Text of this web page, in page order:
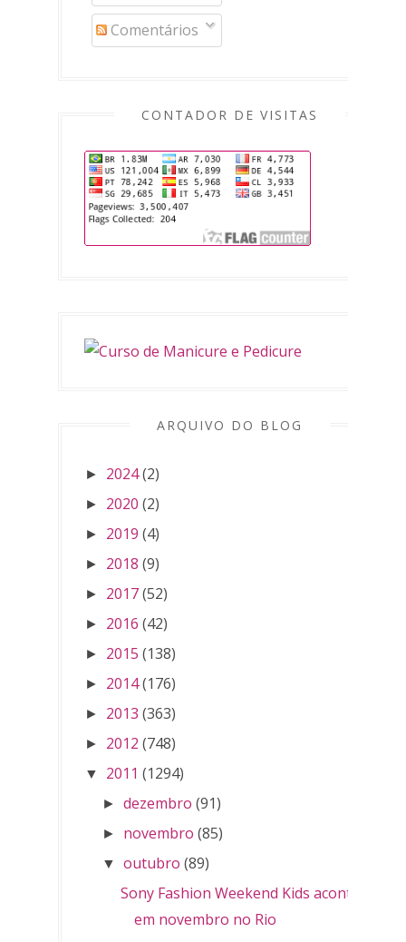
Comentários
CONTADOR DE VISITAS
ARQUIVO DO BLOG
► 2024(2)
► 2020 (2)
► 2019 (4)
► 2018 (9)
► 2017(52)
► 2016 (42)
► 2015 (138)
► 2014(176)
► 2013 (363)
► 2012 (748)
▼ 2011 (1294)
►dezembro (91)
► novembro (85)
▼ outubro (89)
Sony Fashion Weekend Kids acontece
em novembro no Rio